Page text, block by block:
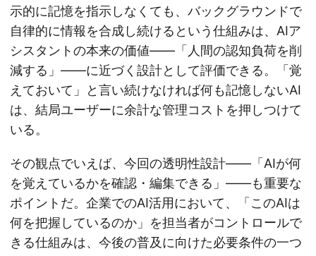
示的に記憶を指示しなくても、バックグラウンドで
自律的に情報を合成し続けるという仕組みは、AIア
シスタントの本来の価値——「人間の認知負荷を削
減する」——に近づく設計として評価できる。「覚
えておいて」と言い続けなければ何も記憶しないAI
は、結局ユーザーに余計な管理コストを押しつけて
いる。
その観点でいえば、今回の透明性設計——「AIが何
を覚えているかを確認・編集できる」——も重要な
ポイントだ。企業でのAI活用において、「このAIは
何を把握しているのか」を担当者がコントロールで
きる仕組みは、今後の普及に向けた必要条件の一つ